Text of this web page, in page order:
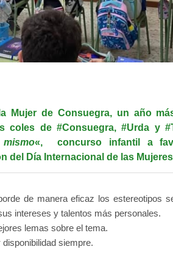
Mujer de Consuegra, un año
coles de #Consuegra,#Urda y
«, concurso infantil a
del Día Internacional de las
de manera eficaz los estereotipos
intereses y talentos más personales.
lemas sobre el tema.
siempre.